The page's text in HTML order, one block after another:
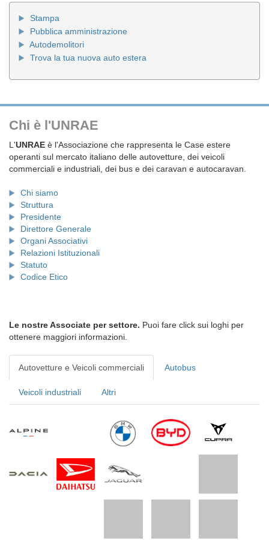
Stampa
Pubblica amministrazione
Autodemolitori
Trova la tua nuova auto estera
Chi è l'UNRAE
L'UNRAE è l'Associazione che rappresenta le Case estere
operanti sul mercato italiano delle autovetture, dei veicoli
commerciali e industriali, dei bus e dei caravan e autocaravan.
Chi siamo
Struttura
Presidente
Direttore Generale
Organi Associativi
Relazioni Istituzionali
Statuto
Codice Etico
Le nostre Associate per settore. Puoi fare click sui loghi per
ottenere maggiori informazioni.
Autovetture e Veicoli commerciali Autobus
Veicoli industriali Altri